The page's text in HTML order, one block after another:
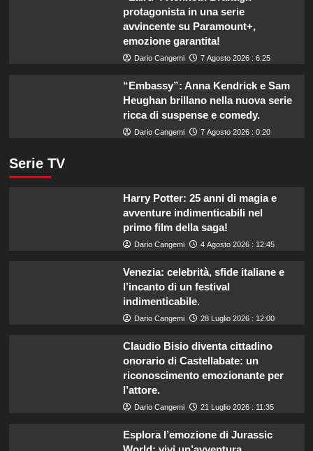
protagonista in una serie
avvincente su Paramount+,
emozione garantita!
Dario Cangemi 7 Agosto 2026 : 6:25
“Embassy”: Anna Kendrick e Sam
Heughan brillano nella nuova serie
ricca di suspense e comedy.
Dario Cangemi 7 Agosto 2026 : 0:20
Serie TV
Harry Potter: 25 anni di magia e
avventure indimenticabili nel
primo film della saga!
Dario Cangemi 4 Agosto 2026 : 12:45
Venezia: celebrità, sfide italiane e
l’incanto di un festival
indimenticabile.
Dario Cangemi 28 Luglio 2026 : 12:00
Claudio Bisio diventa cittadino
onorario di Castellabate: un
riconoscimento emozionante per
l’attore.
Dario Cangemi 21 Luglio 2026 : 11:35
Esplora l’emozione di Jurassic